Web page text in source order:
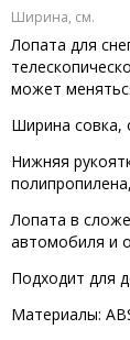
Ширина, см.
Лопата для
может
Ширина совка,
Нижняя
Лопата в
автомобиля и
Подходит для
Материалы: